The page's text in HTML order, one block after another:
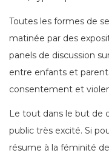
Toutes les formes de
matinée par des
panels de discussion
entre enfants et
consentement et
Le tout dans le but de
public très excité. Si
résume à la féminité